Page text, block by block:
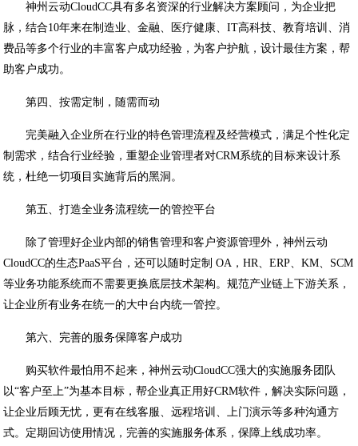
神州云动CloudCC具有多名资深的行业解决方案顾问，为企业把
脉，结合10年来在制造业、金融、医疗健康、IT高科技、教育培训、消
费品等多个行业的丰富客户成功经验，为客户护航，设计最佳方案，帮
助客户成功。
第四、按需定制，随需而动
完美融入企业所在行业的特色管理流程及经营模式，满足个性化定
制需求，结合行业经验，重塑企业管理者对CRM系统的目标来设计系
统，杜绝一切项目实施背后的黑洞。
第五、打造全业务流程统一的管控平台
除了管理好企业内部的销售管理和客户资源管理外，神州云动
CloudCC的生态PaaS平台，还可以随时定制 OA，HR、ERP、KM、SCM
等业务功能系统而不需要更换底层技术架构。规范产业链上下游关系，
让企业所有业务在统一的大中台内统一管控。
第六、完善的服务保障客户成功
购买软件最怕用不起来，神州云动CloudCC强大的实施服务团队
以“客户至上”为基本目标，帮企业真正用好CRM软件，解决实际问题，
让企业后顾无忧，更有在线客服、远程培训、上门演示等多种沟通方
式。定期回访使用情况，完善的实施服务体系，保障上线成功率。